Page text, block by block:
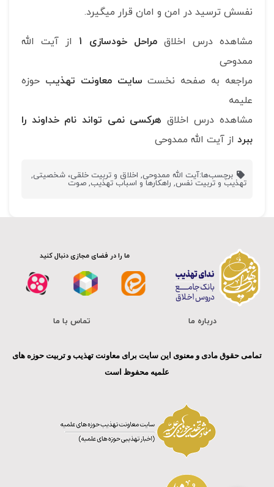
نفسش ترسید در امن و امان قرار می‎گیرد.
مشاهده درس اخلاقمراحل خودسازی 1
از آیت الله
ممدوحی
مراجعه به صفحه نخست سایت معاونت تهذیب حوزه
علیمه
مشاهده درس اخلاق هرکسی نمی تواند نام خداوند را
ببرد از آیت الله ممدوحی
برچسب‌ها:آیت الله ممدوحی, اخلاق و تربیت خلقی، شخصیتی,
تهذیب و تربیت نفس, راهکارها و اسباب تهذیب, صوت
ما را در فضای مجازی دنبال کنید
درباره ما تماس با ما
تمامی حقوق مادی و معنوی این سایت برای معاونت تهذیب و تربیت حوزه های
علمیه محفوظ است